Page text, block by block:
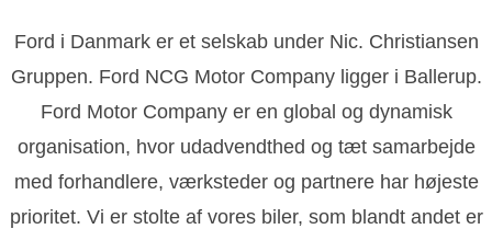
Ford i Danmark er et selskab under Nic. Christiansen
Gruppen. Ford NCG Motor Company ligger i Ballerup.
Ford Motor Company er en global og dynamisk
organisation, hvor udadvendthed og tæt samarbejde
med forhandlere, værksteder og partnere har højeste
prioritet. Vi er stolte af vores biler, som blandt andet er